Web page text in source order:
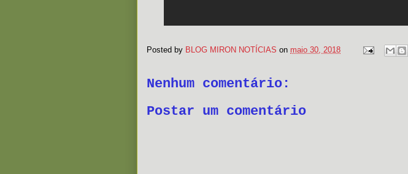
Posted by BLOG MIRON NOTÍCIAS on maio 30, 2018
Nenhum comentário:
Postar um comentário